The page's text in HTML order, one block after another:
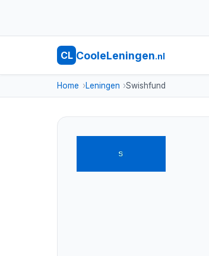
CL CooleLeningen.nl
Home Leningen Swishfund